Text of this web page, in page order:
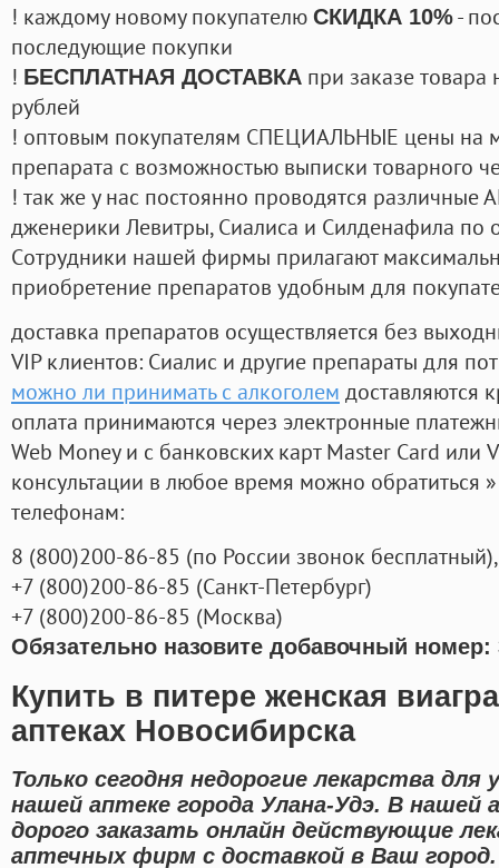
! каждому новому покупателю СКИДКА 10%-
последующие покупки
! БЕСПЛАТНАЯ ДОСТАВКА при заказе
рублей
! оптовым покупателям СПЕЦИАЛЬНЫЕ цены на
препарата с возможностью выписки товарного
! так же у нас постоянно проводятся
дженерики Левитры, Сиалиса и Силденафила по
Cотрудники нашей фирмы прилагают
приобретение препаратов удобным для
доставка препаратов осуществляется без
VIP клиентов: Сиалис и другие препараты для
можно ли принимать с алкоголем доставляются
оплата принимаются через электронные
Web Money и с банковских карт Master Card или
консультации в любое время можно обратиться
телефонам:
8 (800)200-86-85 (по России звонок бесплатный),
+7 (800)200-86-85 (Санкт-Петербург)
+7 (800)200-86-85 (Москва)
Обязательно назовите добавочный номер:
Купить в питере женская
аптеках Новосибирска
Только сегодня недорогие лекарства для
нашей аптеке города Улана-Удэ. В
дорого заказать онлайн действующие
аптечных фирм с доставкой в Ваш город.